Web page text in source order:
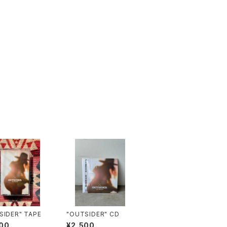
TAPE "OUTSIDER" CD
¥2,500